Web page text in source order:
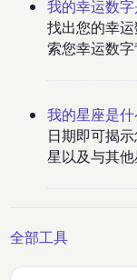
我的幸运数
找出您的幸
索您幸运数字
我的星座是什
日期即可揭
星以及与其他
全部工具